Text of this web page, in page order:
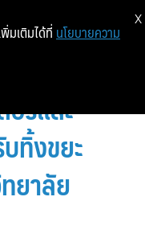
ง สร้าง
ร์และ
ทิ้งขยะ
ยาลัย
มเติมได้ที่ นโยบายความ
X